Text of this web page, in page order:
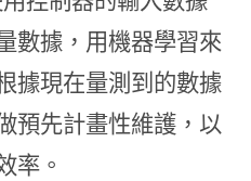
數據，用機器學習來
據現在量測到的數據
預先計畫性維護，以
率。